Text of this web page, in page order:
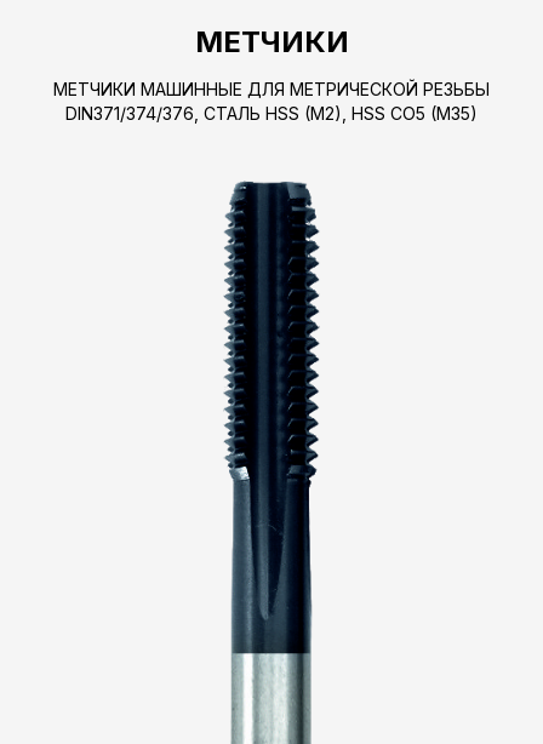
МЕТЧИКИ
МЕТЧИКИ МАШИННЫЕ ДЛЯ МЕТРИЧЕСКОЙ РЕЗЬБЫ
DIN371/374/376, СТАЛЬ HSS (M2), HSS CO5 (M35)